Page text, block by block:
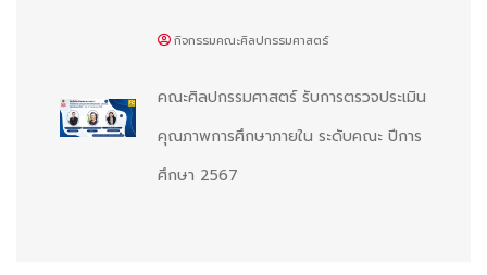
กิจกรรมคณะศิลปกรรมศาสตร์
คณะศิลปกรรมศาสตร์ รับการตรวจประเมิน
คุณภาพการศึกษาภายใน ระดับคณะ ปีการ
ศึกษา 2567